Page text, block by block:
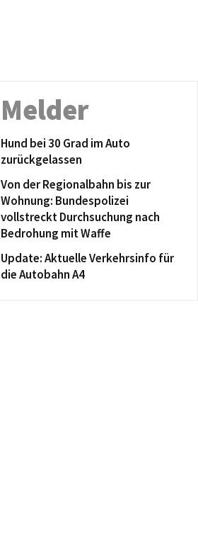
Melder
Hund bei 30 Grad im Auto
zurückgelassen
Von der Regionalbahn bis zur
Wohnung: Bundespolizei
vollstreckt Durchsuchung nach
Bedrohung mit Waffe
Update: Aktuelle Verkehrsinfo für
die Autobahn A4